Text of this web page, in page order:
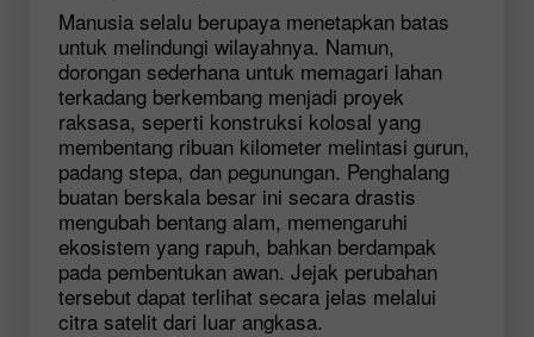
Manusia selalu berupaya menetapkan batas
untuk melindungi wilayahnya. Namun,
dorongan sederhana untuk memagari lahan
terkadang berkembang menjadi proyek
raksasa, seperti konstruksi kolosal yang
membentang ribuan kilometer melintasi gurun,
padang stepa, dan pegunungan. Penghalang
buatan berskala besar ini secara drastis
mengubah bentang alam, memengaruhi
ekosistem yang rapuh, bahkan berdampak
pada pembentukan awan. Jejak perubahan
tersebut dapat terlihat secara jelas melalui
citra satelit dari luar angkasa.